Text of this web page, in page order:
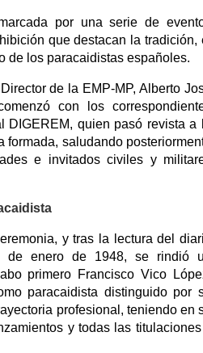
por una serie de
que destacan la tradición,
de los paracaidistas españoles.
de la EMP-MP, Alberto
con los
DIGEREM, quien pasó revista a
formada, saludando
e invitados civiles y
y tras la lectura del
de enero de 1948, se rindió
primero Francisco Vico
paracaidista distinguido por
profesional, teniendo en
y todas las